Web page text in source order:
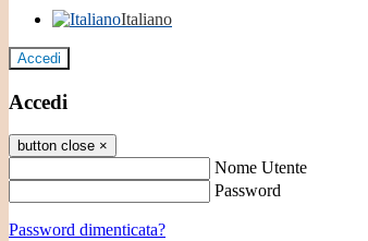
Italiano
Accedi
Accedi
button close ×
Nome Utente
Password
Password dimenticata?